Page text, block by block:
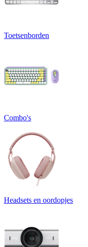
Toetsenborden
Combo's
Headsets en oordopjes